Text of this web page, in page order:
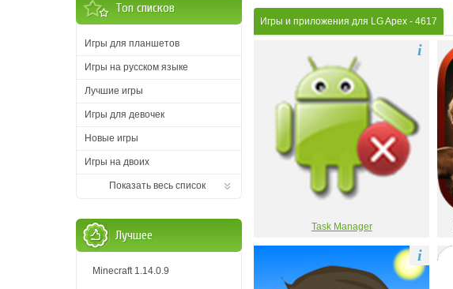
Игры и приложения для LG Apex - 4617
Task Manager
i
i
Топ списков
Игры для планшетов
Игры на русском языке
Лучшие игры
Игры для девочек
Новые игры
Игры на двоих
Показать весь список
Лучшее
Minecraft 1.14.0.9